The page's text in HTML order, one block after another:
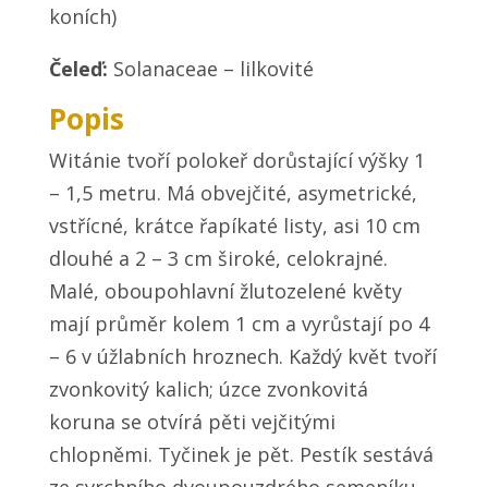
koních)
Čeleď: Solanaceae – lilkovité
Popis
Witánie tvoří polokeř dorůstající výšky 1
– 1,5 metru. Má obvejčité, asymetrické,
vstřícné, krátce řapíkaté listy, asi 10 cm
dlouhé a 2 – 3 cm široké, celokrajné.
Malé, oboupohlavní žlutozelené květy
mají průměr kolem 1 cm a vyrůstají po 4
– 6 v úžlabních hroznech. Každý květ tvoří
zvonkovitý kalich; úzce zvonkovitá
koruna se otvírá pěti vejčitými
chlopněmi. Tyčinek je pět. Pestík sestává